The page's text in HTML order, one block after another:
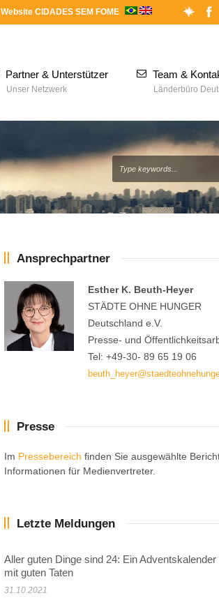
Website CIDADES SEM FOME
Partner & Unterstützer
Unser Netzwerk
Team &
Länderbüro
Ansprechpartner
Esther K. Beuth-Heyer
STÄDTE OHNE HUNGER
Deutschland e.V.
Presse- und
Tel: +49-30- 89 65 19 06
Presse
Im Pressebereich finden Sie ausgewählte
Informationen für Medienvertreter.
Letzte Meldungen
Aller guten Dinge sind 24: Ein Adventskalender
mit guten Taten
31.10.2021